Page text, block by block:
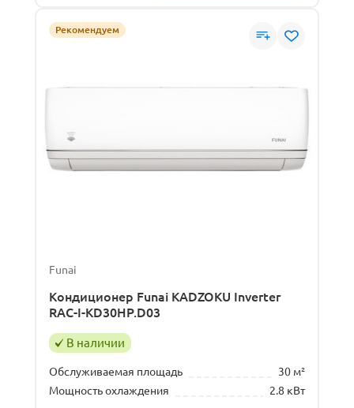
Рекомендуем
Funai
Кондиционер Funai KADZOKU Inverter
RAC-I-KD30HP.D03
В наличии
Обслуживаемая площадь
30 м²
Мощность охлаждения
2.8 кВт